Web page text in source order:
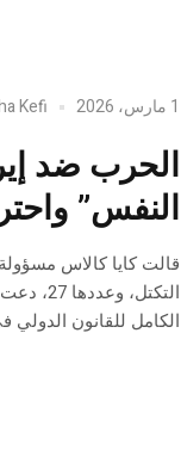
1 مارس، 2026 Kefi
الحرب ضد
النفس”
قالت كايا كالاس
الكامل للقانون